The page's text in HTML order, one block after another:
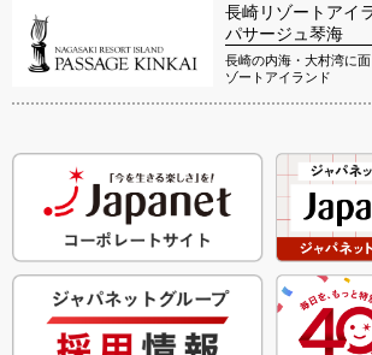
長崎リゾートアイ
パサージュ琴海
長崎の内海・大村湾に
ゾートアイランド